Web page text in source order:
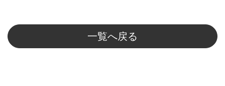
一覧へ戻る